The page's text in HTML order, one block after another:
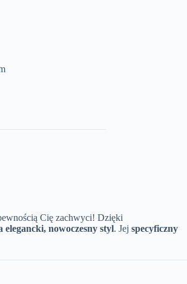
Cię zachwyci! Dzięki
nowoczesny styl. Jej specyficzny